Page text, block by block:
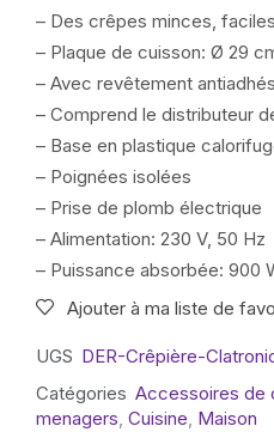
– Des crêpes minces,
– Plaque de cuisson: Ø 29
– Avec revêtement
– Comprend le distributeur
– Base en plastique
– Poignées isolées
– Prise de plomb électrique
– Alimentation: 230 V, 50 Hz
– Puissance absorbée: 900
Ajouter à ma liste de
UGS DER-Crêpière-
Catégories Accessoires de
menagers, Cuisine, Maison